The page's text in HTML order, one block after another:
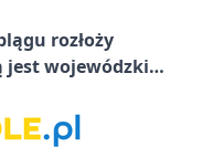
rozłoży
jest wojewódzki